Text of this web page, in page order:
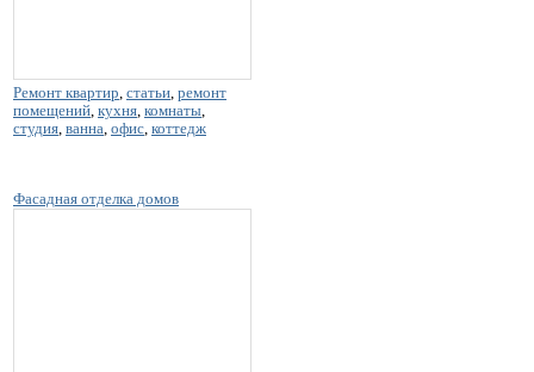
Ремонт квартир статьи ремонт
помещений кухня комнаты
студия ванна офис коттедж
Фасадная отделка домов